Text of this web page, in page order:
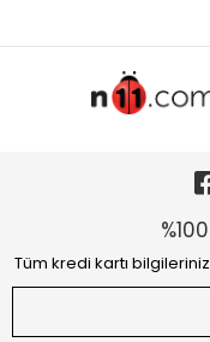
Tüm kredi kartı